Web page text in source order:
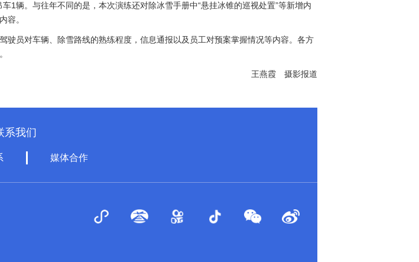
1辆。与往年不同的是，本次演练还对除冰雪手册中“悬挂冰锥的巡视处置”等新增内
容。
驶员对车辆、除雪路线的熟练程度，信息通报以及员工对预案掌握情况等内容。各方
王燕霞 摄影报道
系我们
媒体合作